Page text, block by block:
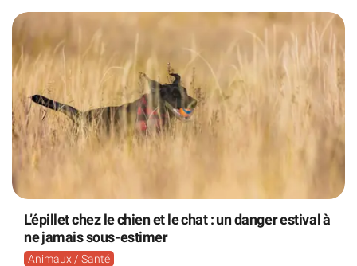
L’épillet chez le chien et le chat : un danger estival à
ne jamais sous-estimer
Animaux / Santé